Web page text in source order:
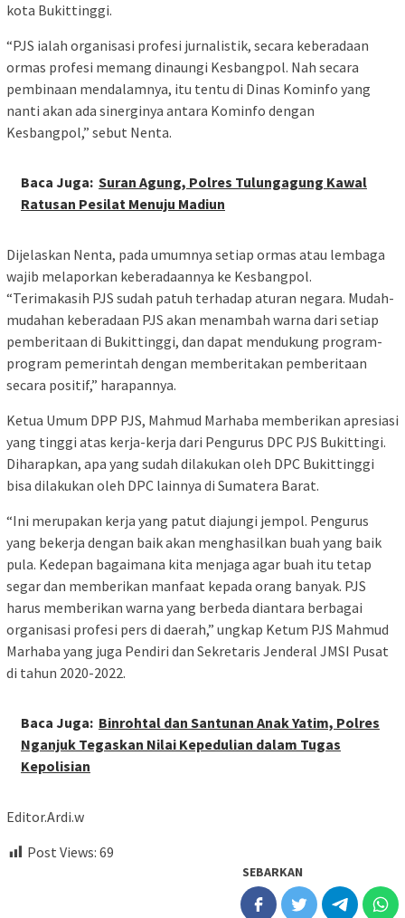
kota Bukittinggi.
“PJS ialah organisasi profesi jurnalistik, secara keberadaan
ormas profesi memang dinaungi Kesbangpol. Nah secara
pembinaan mendalamnya, itu tentu di Dinas Kominfo yang
nanti akan ada sinerginya antara Kominfo dengan
Kesbangpol,” sebut Nenta.
Baca Juga: Suran Agung, Polres Tulungagung Kawal
Ratusan Pesilat Menuju Madiun
Dijelaskan Nenta, pada umumnya setiap ormas atau lembaga
wajib melaporkan keberadaannya ke Kesbangpol.
“Terimakasih PJS sudah patuh terhadap aturan negara. Mudah-
mudahan keberadaan PJS akan menambah warna dari setiap
pemberitaan di Bukittinggi, dan dapat mendukung program-
program pemerintah dengan memberitakan pemberitaan
secara positif,” harapannya.
Ketua Umum DPP PJS, Mahmud Marhaba memberikan apresiasi
yang tinggi atas kerja-kerja dari Pengurus DPC PJS Bukittingi.
Diharapkan, apa yang sudah dilakukan oleh DPC Bukittinggi
bisa dilakukan oleh DPC lainnya di Sumatera Barat.
“Ini merupakan kerja yang patut diajungi jempol. Pengurus
yang bekerja dengan baik akan menghasilkan buah yang baik
pula. Kedepan bagaimana kita menjaga agar buah itu tetap
segar dan memberikan manfaat kepada orang banyak. PJS
harus memberikan warna yang berbeda diantara berbagai
organisasi profesi pers di daerah,” ungkap Ketum PJS Mahmud
Marhaba yang juga Pendiri dan Sekretaris Jenderal JMSI Pusat
di tahun 2020-2022.
Baca Juga: Binrohtal dan Santunan Anak Yatim, Polres
Nganjuk Tegaskan Nilai Kepedulian dalam Tugas
Kepolisian
Editor.Ardi.w
Post Views: 69
SEBARKAN